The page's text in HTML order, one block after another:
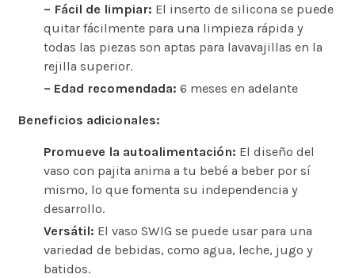
– Fácil de limpiar: El inserto de silicona se puede
quitar fácilmente para una limpieza rápida y
todas las piezas son aptas para lavavajillas en la
rejilla superior.
– Edad recomendada: 6 meses en adelante
Beneficios adicionales:
Promueve la autoalimentación: El diseño del
vaso con pajita anima a tu bebé a beber por sí
mismo, lo que fomenta su independencia y
desarrollo.
Versátil: El vaso SWIG se puede usar para una
variedad de bebidas, como agua, leche, jugo y
batidos.